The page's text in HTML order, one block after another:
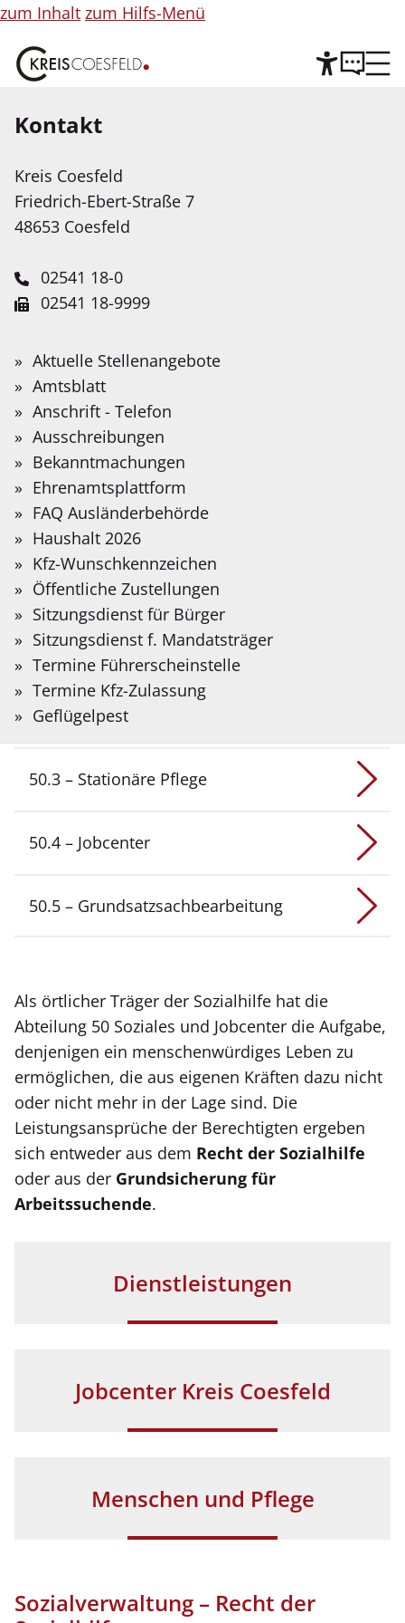
zum Inhalt zum Hilfs-Menü
Copyright
©
Service-Portal
Abteilung 50 – Soziales und
Jobcenter
Die Abteilung50 – Soziales und Jobcenter
Kreises Coesfeld ist in die fünf Fachdienste
unterteilt:
Fachdienste
50.1 – Finanzen
50.2 – Ambulante Leistungen
50.3 – Stationäre Pflege
50.4 – Jobcenter
50.5 – Grundsatzsachbearbeitung
Als örtlicher Träger der Sozialhilfe hat die
Abteilung 50 Soziales und Jobcenter die Aufgabe,
denjenigen ein menschenwürdiges Leben zu
ermöglichen, die aus eigenen Kräften dazu nicht
oder nicht mehr in der Lage sind. Die
Leistungsansprüche der Berechtigten ergeben
sich entweder aus dem Recht der Sozialhilfe
oder aus der Grundsicherung für
Arbeitssuchende.
Dienstleistungen
Jobcenter Kreis Coesfeld
Menschen und Pflege
Sozialverwaltung – Recht der
Hilfe
Leichte Sprache
Wir stellen Inhalte unserer Web-Seite in Leichter
Hilfe Künstlicher Intelligenz weiter ausgebaut.
Gebärdensprache
Auf der folgenden Seite stellen wir Informationen
in Deutscher Gebärdensprache bereit, die mit
Hilfe Künstlicher Intelligenz übersetzt wurden.
Gebärdensprache
Kontakt
Kreis Coesfeld
Friedrich-Ebert-Straße 7
48653 Coesfeld
02541 18-0
02541 18-9999
info@kreis-coesfeld.de
Kontaktformular
Suche
Wonach
suchen
Sie?
Bitte
Suchbegriff
eingeben.
Aktuelle Stellenangebote
Amtsblatt
Anschrift - Telefon
Ausschreibungen
Bekanntmachungen
Ehrenamtsplattform
FAQ Ausländerbehörde
Haushalt 2026
Kfz-Wunschkennzeichen
Öffentliche Zustellungen
Sitzungsdienst für Bürger
Sitzungsdienst f. Mandatsträger
Termine Führerscheinstelle
Termine Kfz-Zulassung
Geflügelpest